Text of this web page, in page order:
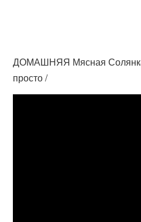
ДОМАШНЯЯ Мясная Солянка
просто /